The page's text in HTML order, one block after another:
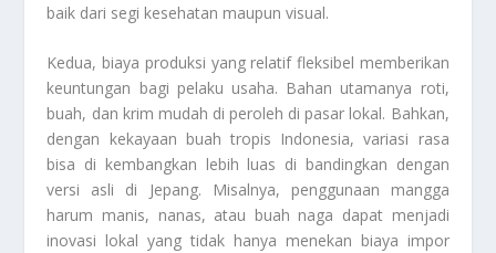
baik dari segi kesehatan maupun visual.
Kedua, biaya produksi yang relatif fleksibel memberikan
keuntungan bagi pelaku usaha. Bahan utamanya roti,
buah, dan krim mudah di peroleh di pasar lokal. Bahkan,
dengan kekayaan buah tropis Indonesia, variasi rasa
bisa di kembangkan lebih luas di bandingkan dengan
versi asli di Jepang. Misalnya, penggunaan mangga
harum manis, nanas, atau buah naga dapat menjadi
inovasi lokal yang tidak hanya menekan biaya impor